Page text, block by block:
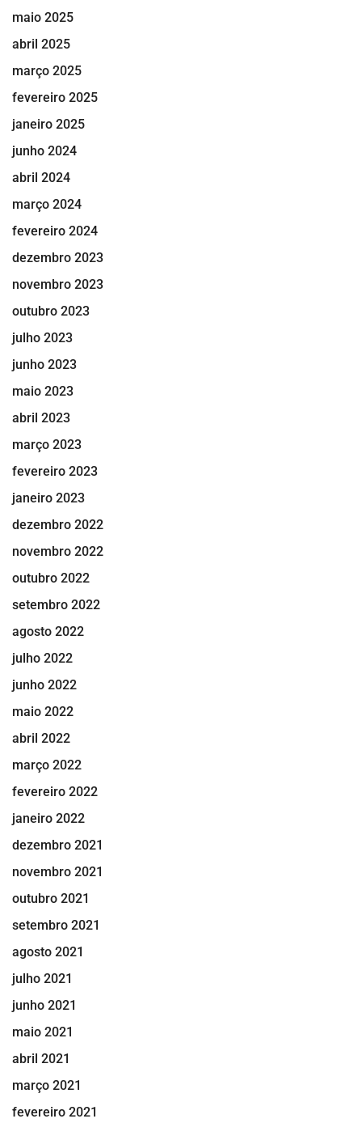
maio 2025
abril 2025
março 2025
fevereiro 2025
janeiro 2025
junho 2024
abril 2024
março 2024
fevereiro 2024
dezembro 2023
novembro 2023
outubro 2023
julho 2023
junho 2023
maio 2023
abril 2023
março 2023
fevereiro 2023
janeiro 2023
dezembro 2022
novembro 2022
outubro 2022
setembro 2022
agosto 2022
julho 2022
junho 2022
maio 2022
abril 2022
março 2022
fevereiro 2022
janeiro 2022
dezembro 2021
novembro 2021
outubro 2021
setembro 2021
agosto 2021
julho 2021
junho 2021
maio 2021
abril 2021
março 2021
fevereiro 2021